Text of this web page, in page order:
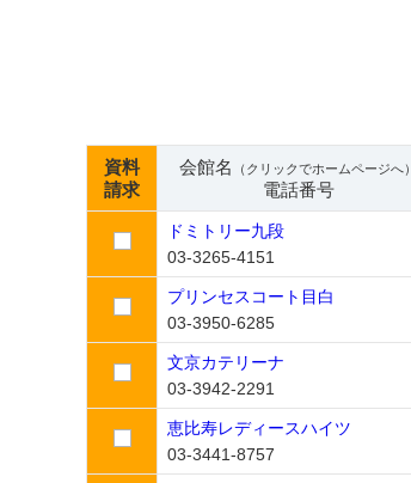
資料
請求
会館名 （クリックでホームページへ）
電話番号
ドミトリー九段
03-3265-4151
プリンセスコート目白
03-3950-6285
文京カテリーナ
03-3942-2291
恵比寿レディースハイツ
03-3441-8757